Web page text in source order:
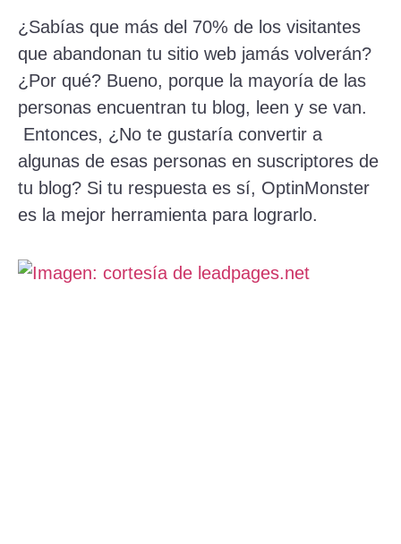
¿Sabías que más del 70% de los visitantes
que abandonan tu sitio web jamás volverán?
¿Por qué? Bueno, porque la mayoría de las
personas encuentran tu blog, leen y se van.
Entonces, ¿No te gustaría convertir a
algunas de esas personas en suscriptores de
tu blog? Si tu respuesta es sí, OptinMonster
es la mejor herramienta para lograrlo.